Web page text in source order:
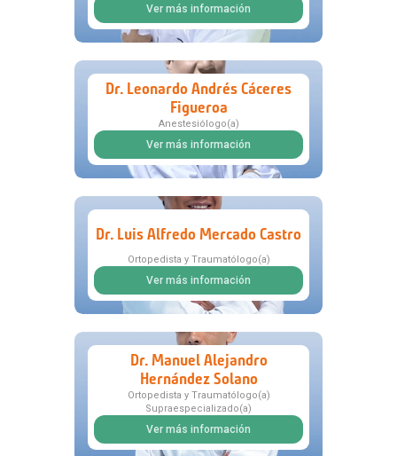
Ver más información
Dr. Leonardo Andrés Cáceres
Figueroa
Anestesiólogo(a)
Ver más información
Dr. Luis Alfredo Mercado Castro
Ortopedista y Traumatólogo(a)
Ver más información
Dr. Manuel Alejandro
Hernández Solano
Ortopedista y Traumatólogo(a)
Supraespecializado(a)
Ver más información